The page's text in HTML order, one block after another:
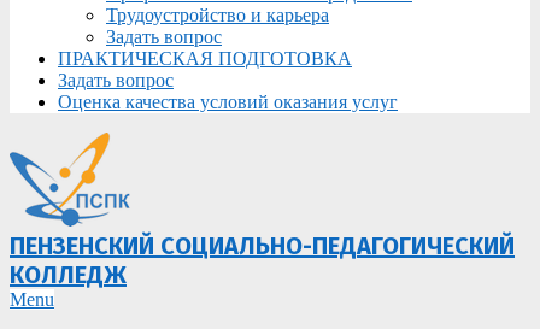
Трудоустройство и карьера
Задать вопрос
ПРАКТИЧЕСКАЯ ПОДГОТОВКА
Задать вопрос
Оценка качества условий оказания услуг
ПЕНЗЕНСКИЙ СОЦИАЛЬНО-ПЕДАГОГИЧЕСКИЙ
КОЛЛЕДЖ
Primary
Menu